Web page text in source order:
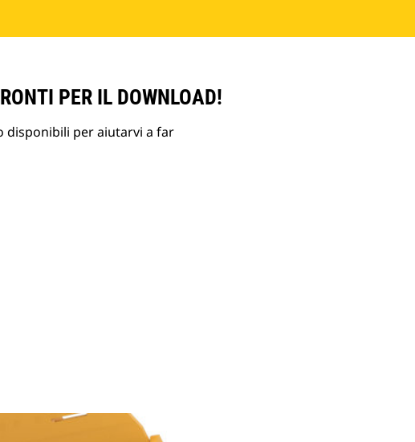
PER IL DOWNLOAD!
disponibili per aiutarvi a far